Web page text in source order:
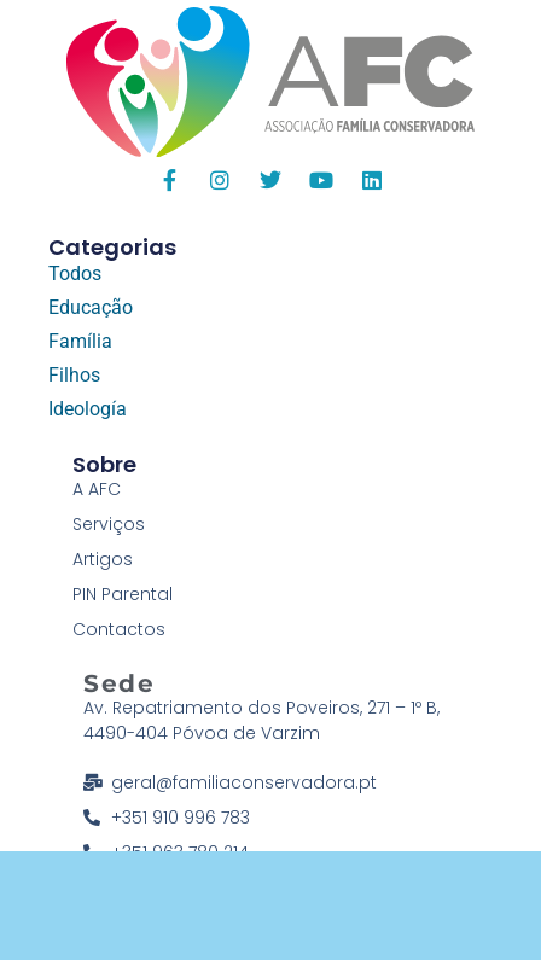
Categorias
Todos
Educação
Família
Filhos
Ideología
Sobre
A AFC
Serviços
Artigos
PIN Parental
Contactos
Sede
Av. Repatriamento dos Poveiros, 271 – 1º B,
4490-404 Póvoa de Varzim
geral@familiaconservadora.pt
+351 910 996 783
+351 963 780 214